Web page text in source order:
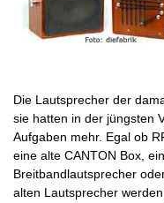
Die Lautsprecher der
sie hatten in der jüngsten
Aufgaben mehr. Egal ob
eine alte CANTON Box,
Breitbandlautsprecher
alten Lautsprecher